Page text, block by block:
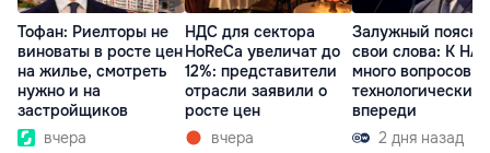
Тофан: Риелторы не
виноваты в росте цен
на жилье, смотреть
нужно и на
застройщиков
вчера
НДС для сектора
HoReCa увеличат до
12%: представители
отрасли заявили о
росте цен
вчера
Залужный
свои слова: К
много вопросов,
технологически
впереди
2 дня назад